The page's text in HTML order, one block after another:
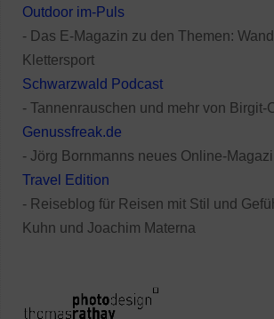
Outdoor im-Puls
- Das E-Magazin zu den Themen:
Klettersport
Schwarzwald Podcast
- Tannenrauschen und mehr von Birgit-
Genussfreak.de
- Jörg Bornmanns neues Online-
Travel Edition
- Reiseblog für Reisen mit Stil und
Kuhn und Joachim Materna